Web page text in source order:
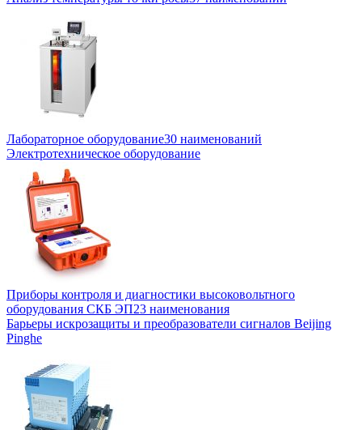
Лабораторное оборудование30 наименований
Электротехническое оборудование
Приборы контроля и диагностики высоковольтного
оборудования СКБ ЭП23 наименования
Барьеры искрозащиты и преобразователи сигналов Beijing
Pinghe